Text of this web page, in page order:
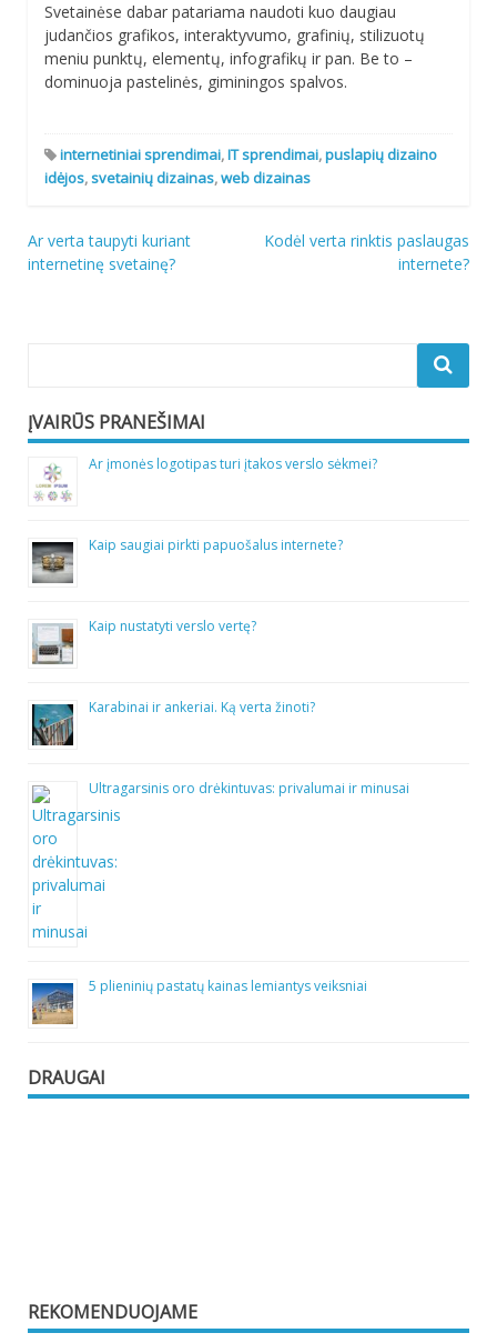
Svetainėse dabar patariama naudoti kuo daugiau
judančios grafikos, interaktyvumo, grafinių, stilizuotų
meniu punktų, elementų, infografikų ir pan. Be to –
dominuoja pastelinės, giminingos spalvos.
internetiniai sprendimai,IT sprendimai,puslapių dizaino
idėjos,svetainių dizainas,web dizainas
Navigacija
tarp
Ar verta taupyti kuriant
internetinę svetainę?
Kodėl verta rinktis paslaugas
internete?
ĮVAIRŪS PRANEŠIMAI
Ar įmonės logotipas turi įtakos verslo sėkmei?
Kaip saugiai pirkti papuošalus internete?
Kaip nustatyti verslo vertę?
Karabinai ir ankeriai. Ką verta žinoti?
Ultragarsinis oro drėkintuvas: privalumai ir minusai
5 plieninių pastatų kainas lemiantys veiksniai
DRAUGAI
REKOMENDUOJAME